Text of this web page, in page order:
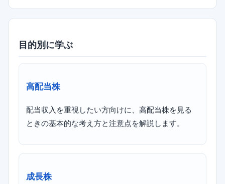
目的別に学ぶ
高配当株
配当収入を重視したい方向けに、高配当株を見る
ときの基本的な考え方と注意点を解説します。
成長株